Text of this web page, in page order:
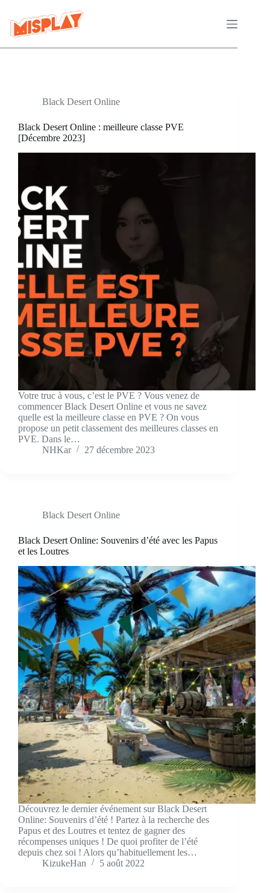
contenu
Black Desert Online
Black Desert Online : meilleure classe PVE
[Décembre 2023]
Votre truc à vous, c’est le PVE ? Vous venez de
commencer Black Desert Online et vous ne savez
quelle est la meilleure classe en PVE ? On vous
propose un petit classement des meilleures classes en
PVE. Dans le…
NHKar
27 décembre 2023
Black Desert Online
Black Desert Online: Souvenirs d’été avec les Papus
et les Loutres
Découvrez le dernier événement sur Black Desert
Online: Souvenirs d’été ! Partez à la recherche des
Papus et des Loutres et tentez de gagner des
récompenses uniques ! De quoi profiter de l’été
depuis chez soi ! Alors qu’habituellement les…
KizukeHan
5 août 2022